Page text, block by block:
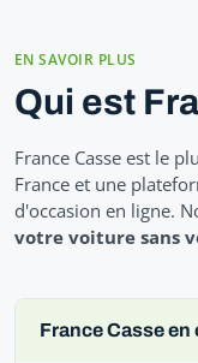
EN SAVOIR PLUS
Qui est
France Casse est le
France et une
d'occasion en ligne.
votre voiture sans
France Casse en